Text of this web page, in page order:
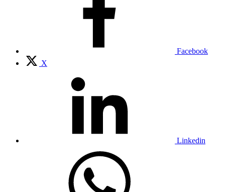
Facebook
X
Linkedin